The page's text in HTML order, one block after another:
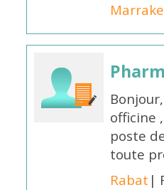
officine
poste
toute
Rabat |